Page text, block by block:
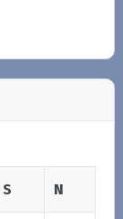
S N